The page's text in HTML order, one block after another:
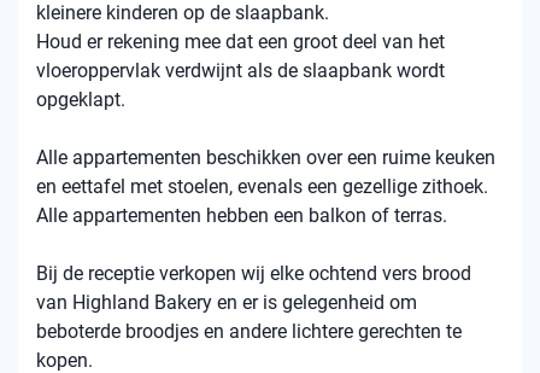
kleinere kinderen op de slaapbank.
Houd er rekening mee dat een groot deel van het
vloeroppervlak verdwijnt als de slaapbank wordt
opgeklapt.
Alle appartementen beschikken over een ruime keuken
en eettafel met stoelen, evenals een gezellige zithoek.
Alle appartementen hebben een balkon of terras.
Bij de receptie verkopen wij elke ochtend vers brood
van Highland Bakery en er is gelegenheid om
beboterde broodjes en andere lichtere gerechten te
kopen.